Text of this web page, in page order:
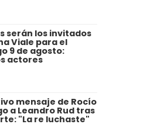
serán los invitados
Viale para el
9 de agosto:
actores
mensaje de Rocío
a Leandro Rud tras
"La re luchaste"